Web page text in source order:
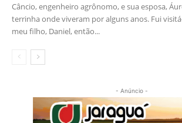
Câncio, engenheiro agrônomo, e sua esposa,
terrinha onde viveram por alguns anos. Fui
meu filho, Daniel, então...
- Anúncio -